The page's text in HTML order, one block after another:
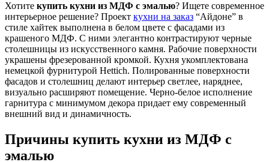
Хотите купить кухни из МДФ с эмалью? Ищете современное
интерьерное решение? Проект кухни на заказ “Айдоне” в
стиле хайтек выполнена в белом цвете с фасадами из
крашеного МДФ. С ними элегантно контрастируют черные
столешницы из искусственного камня. Рабочие поверхности
украшены фрезерованной кромкой. Кухня укомплектована
немецкой фурнитурой Hettich. Полированные поверхности
фасадов и столешниц делают интерьер светлее, наряднее,
визуально расширяют помещение. Черно-белое исполнение
гарнитура с минимумом декора придает ему современный
внешний вид и динамичность.
Причины купить кухни из МДФ с
эмалью